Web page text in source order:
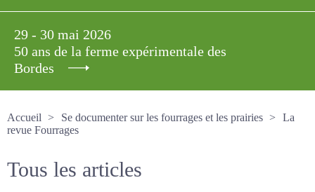
29 - 30 mai 2026
50 ans de la ferme expérimentale des
Bordes
Accueil
Se documenter sur les fourrages et les prairies
La revue Fourrages
Tous les articles